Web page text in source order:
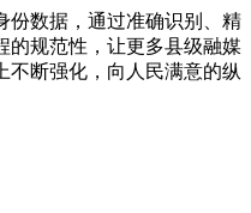
份数据，通过准确识别、精
的规范性，让更多县级融媒
不断强化，向人民满意的纵